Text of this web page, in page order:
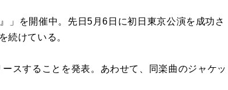
」を開催中。先日5月6日に初日東京公演を成功さ
続けている。
スすることを発表。あわせて、同楽曲のジャケッ